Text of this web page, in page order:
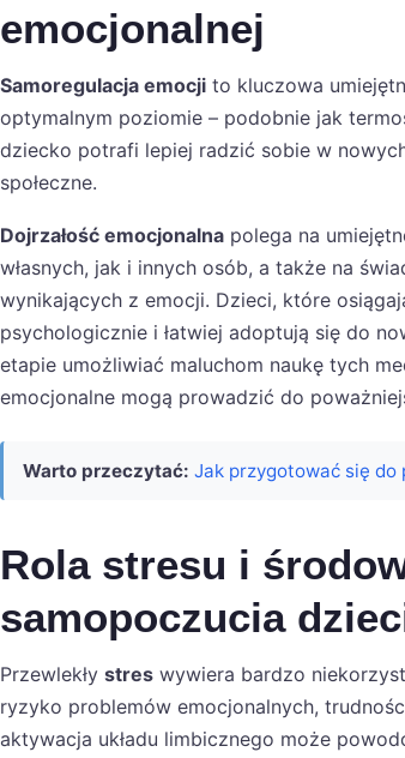
emocjonalnej
Samoregulacja emocji to kluczowa
optymalnym poziomie – podobnie jak
dziecko potrafi lepiej radzić sobie w
społeczne.
Dojrzałość emocjonalna polega na
własnych, jak i innych osób, a także na
wynikających z emocji. Dzieci, które
psychologicznie i łatwiej adoptują się do
etapie umożliwiać maluchom naukę tych
emocjonalne mogą prowadzić do
Warto przeczytać: Jak przygotować się do
Rola stresu i
samopoczucia
Przewlekły stres wywiera bardzo
ryzyko problemów emocjonalnych,
aktywacja układu limbicznego może